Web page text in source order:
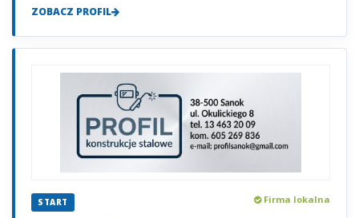
ZOBACZ PROFIL
START Firma lokalna